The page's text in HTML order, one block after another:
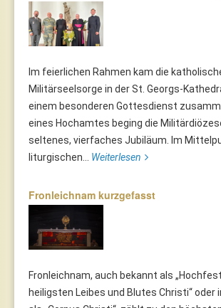
Im feierlichen Rahmen kam die
Militärseelsorge in der St. Georgs-
einem besonderen Gottesdienst
eines Hochamtes beging die
seltenes, vierfaches Jubiläum. Im
liturgischen... Weiterlesen
Fronleichnam kurzgefasst
Fronleichnam, auch bekannt als
heiligsten Leibes und Blutes Christi“ oder